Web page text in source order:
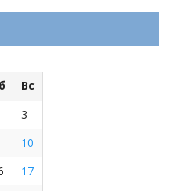
Вс
3
10
17